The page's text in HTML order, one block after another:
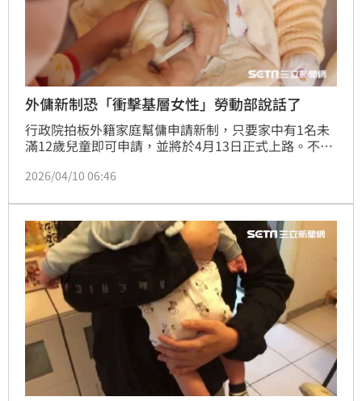
外傭新制恐「衝擊基層女性」勞動部說話了
行政院拍板外籍家庭幫傭申請新制，只要家中有1名未
滿12歲兒童即可申請，並將於4月13日正式上路。不過
與基層女性工作權，對此，勞動部以4點回應。
2026/04/10 06:46